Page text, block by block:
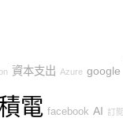
資本支出 Azure google
電 facebook AI 訂